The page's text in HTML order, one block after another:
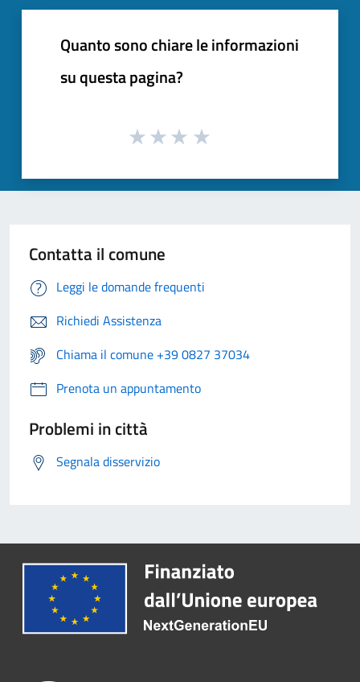
Quanto sono chiare le informazioni
su questa pagina?
Contatta il comune
Leggi le domande frequenti
Richiedi Assistenza
Chiama il comune +39 0827 37034
Prenota un appuntamento
Problemi in città
Segnala disservizio